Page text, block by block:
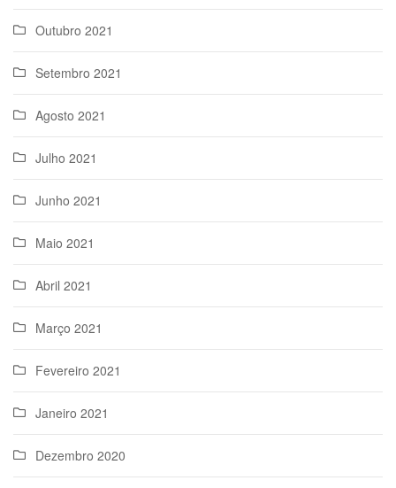
Outubro 2021
Setembro 2021
Agosto 2021
Julho 2021
Junho 2021
Maio 2021
Abril 2021
Março 2021
Fevereiro 2021
Janeiro 2021
Dezembro 2020